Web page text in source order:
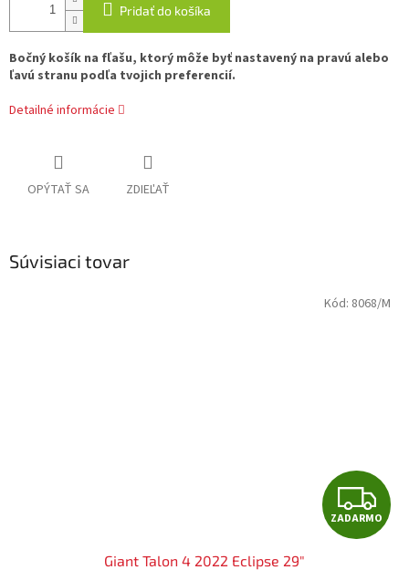
Pridať do košíka
Bočný košík na fľašu, ktorý môže byť nastavený na pravú alebo
ľavú stranu podľa tvojich preferencií.
Detailné informácie
OPÝTAŤ SA ZDIEĽAŤ
Súvisiaci tovar
Z
A
ZADARMO
Giant Talon 4 2022 Eclipse 29"
Kód: 8068/M